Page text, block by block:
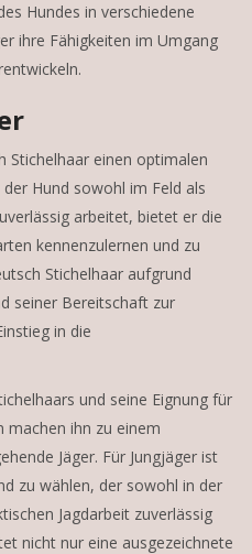
Hundes in verschiedene
ihre Fähigkeiten im Umgang
Stichelhaar einen optimalen
Hund sowohl im Feld als
arbeitet, bietet er die
kennenzulernen und zu
Stichelhaar aufgrund
seiner Bereitschaft zur
in die
und seine Eignung für
machen ihn zu einem
Jäger. Für Jungjäger ist
zu wählen, der sowohl in der
Jagdarbeit zuverlässig
nicht nur eine ausgezeichnete